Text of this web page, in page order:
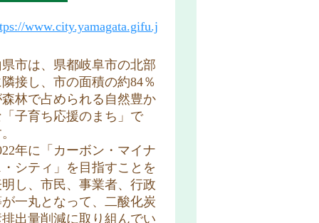
www.city.yamagata.gifu.j
市は、県都岐阜市の北部
接し、市の面積の約84％
林で占められる自然豊か
子育ち応援のまち」で
年に「カーボン・マイナ
シティ」を目指すことを
し、市民、事業者、行政
一丸となって、二酸化炭
出量削減に取り組んでい